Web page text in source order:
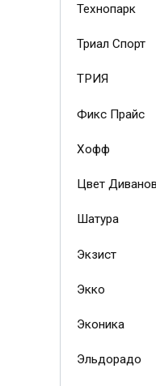
Технопарк
Триал Спорт
ТРИЯ
Фикс Прайс
Хофф
Цвет Диванов
Шатура
Экзист
Экко
Эконика
Эльдорадо